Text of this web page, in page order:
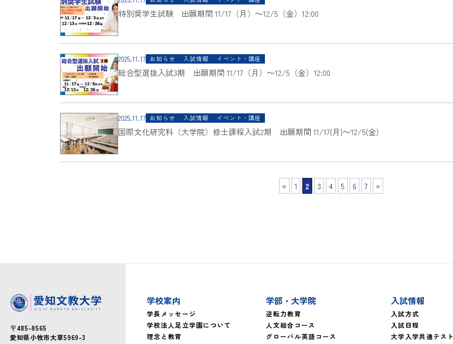
特別奨学生試験 出願期間 11/17（月）～12/5（金）12:00
2025.11.17 お知らせ 入試情報 イベント・講座
総合型選抜入試3期 出願期間 11/17（月）～12/5（金）12:00
2025.11.17 お知らせ 入試情報 イベント・講座
国際文化研究科（大学院）修士課程入試2期 出願期間 11/17(月)～12/5(金)
« 1 2 3 4 5 6 7 »
〒485-8565
愛知県小牧市大草5969-3
学校案内
学長メッセージ
学校法人足立学園について
理念と教育
学部・大学院
逆転力教育
人文総合コース
グローバル英語コース
入試情報
入試方式
入試日程
大学入学共通テスト